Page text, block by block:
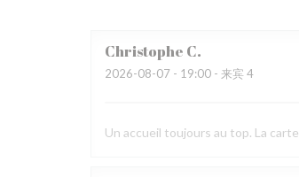
Christophe C
2026-08-07 - 19:00 - 来宾 4
Un accueil toujours au top. La